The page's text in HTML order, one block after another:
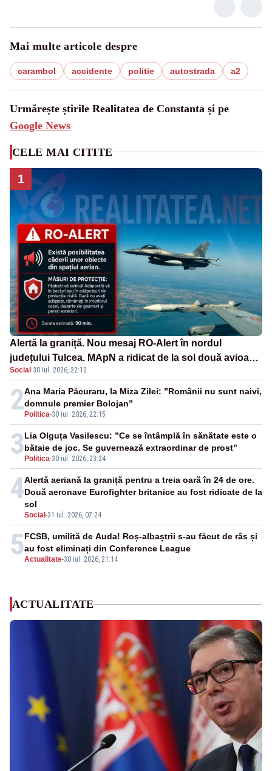
Mai multe articole despre
carambol accidente politie autostrada a2
Urmărește știrile Realitatea de Constanta și pe
Google News
CELE MAI CITITE
1
Alertă la graniță. Nou mesaj RO-Alert în nordul
județului Tulcea. MApN a ridicat de la sol două avioane
F-16
Social ·30 iul. 2026, 22:12
2 Politica-30 iul. 2026, 22:15
Ana Maria Păcuraru, la Miza Zilei: ”Românii nu sunt naivi,
domnule premier Bolojan”
3 Politica-30 iul. 2026, 23:24
Lia Olguța Vasilescu: ”Ce se întâmplă în sănătate este o
bătaie de joc. Se guvernează extraordinar de prost”
4
Social -31 iul. 2026, 07:24
Alertă aeriană la graniță pentru a treia oară în 24 de ore.
Două aeronave Eurofighter britanice au fost ridicate de la
sol
5Actualitate-30 iul. 2026, 21:14
FCSB, umilită de Auda! Roș-albaștrii s-au făcut de râs și
au fost eliminați din Conference League
ACTUALITATE